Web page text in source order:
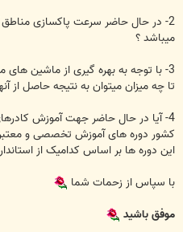
2- در حال حاضر سرعت پاکسازی مناطق
میباشد ؟
3- با توجه به بهره گیری از ماشین
تا چه میزان میتوان به نتیجه حاصل از
4- آیا در حال حاضر جهت آموزش
کشور دوره های آموزش تخصصی و معتبر
این دوره ها بر اساس کدامیک از
با سپاس از زحمات شما
موفق باشید